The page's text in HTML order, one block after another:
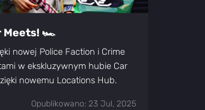
Meets! 🏎️
nowej Police Faction i Crime
w ekskluzywnym hubie Car
nowemu Locations Hub.
Opublikowano: 23 Jul, 2025